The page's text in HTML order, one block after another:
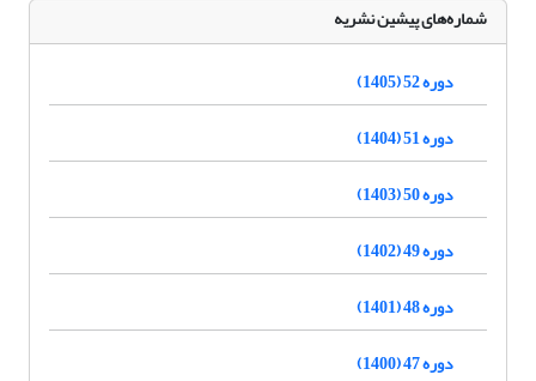
شماره‌های پیشین نشریه
دوره 52 (1405)
دوره 51 (1404)
دوره 50 (1403)
دوره 49 (1402)
دوره 48 (1401)
دوره 47 (1400)